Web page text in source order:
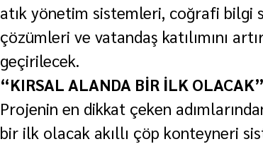
atık yönetim sistemleri, coğrafi bilgi
çözümleri ve vatandaş katılımını
geçirilecek.
“KIRSAL ALANDA BİR İLK OLACAK”
Projenin en dikkat çeken
bir ilk olacak akıllı çöp konteyneri